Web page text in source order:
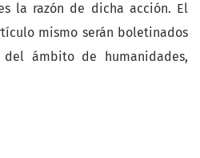
la razón de dicha acción. El
mismo serán boletinados
ámbito de humanidades,